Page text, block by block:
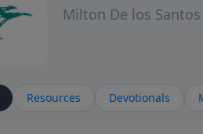
Milton De los Santos
Resources Devotionals